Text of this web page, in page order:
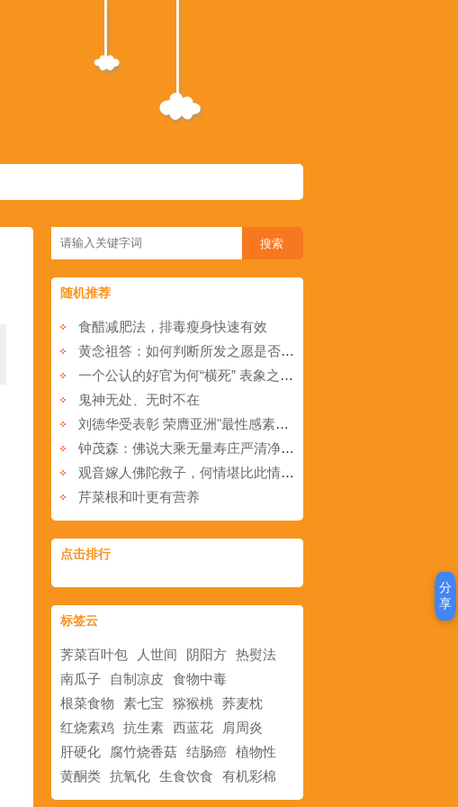
随机推荐
食醋减肥法，排毒瘦身快速有效
黄念祖答：如何判断所发之愿是否恰当？
一个公认的好官为何“横死” 表象之下的残酷因果
鬼神无处、无时不在
刘德华受表彰 荣膺亚洲"最性感素食艺人"
钟茂森：佛说大乘无量寿庄严清净平等觉经（第四十五集）
观音嫁人佛陀救子，何情堪比此情深…
芹菜根和叶更有营养
点击排行
标签云
荠菜百叶包 人世间 阴阳方 热熨法
南瓜子
自制凉皮
食物中毒
根菜食物
素七宝 猕猴桃 荞麦枕
红烧素鸡 抗生素 西蓝花
肩周炎
肝硬化
腐竹烧香菇 结肠癌 植物性
黄酮类 抗氧化 生食饮食 有机彩棉
分
享